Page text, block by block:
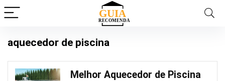
aquecedor de piscina
Melhor Aquecedor de Piscina